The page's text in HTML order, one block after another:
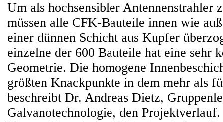
Um als hochsensibler Antennenstrahler
müssen alle CFK-Bauteile innen wie
einer dünnen Schicht aus Kupfer
einzelne der 600 Bauteile hat eine sehr
Geometrie. Die homogene
größten Knackpunkte in dem mehr als
beschreibt Dr. Andreas Dietz,
Galvanotechnologie, den